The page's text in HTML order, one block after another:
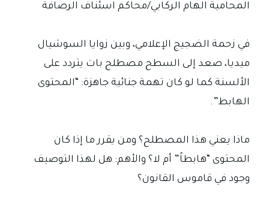
المحامية الهام الركابي/محاكم اسئناف الرصافة
في زحمة الضجيج الإعلامي، وبين زوايا السوشيال
ميديا، صعد إلى السطح مصطلح بات يتردد على
الألسنة كما لو كان تهمة جنائية جاهزة: “المحتوى
الهابط”.
ماذا يعني هذا المصطلح؟ ومن يقرر ما إذا كان
المحتوى “هابطاً” أم لا؟ والأهم: هل لهذا التوصيف
وجود في قاموس القانون؟